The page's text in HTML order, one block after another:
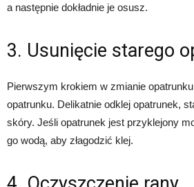
a następnie dokładnie je osusz.
3. Usunięcie starego
Pierwszym krokiem w zmianie
opatrunku. Delikatnie odklej opatrunek,
skóry. Jeśli opatrunek jest przyklejony
go wodą, aby złagodzić klej.